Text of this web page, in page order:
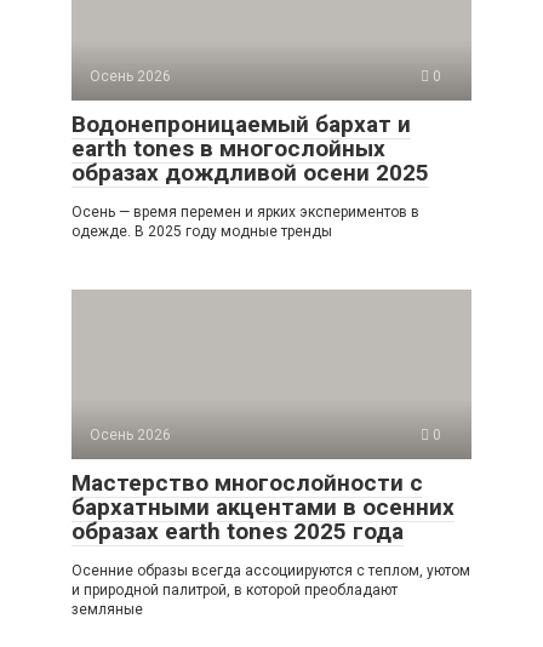
Осень 2026 0
Водонепроницаемый бархат и
earth tones в многослойных
образах дождливой осени 2025
Осень — время перемен и ярких экспериментов в
одежде. В 2025 году модные тренды
Осень 2026 0
Мастерство многослойности с
бархатными акцентами в осенних
образах earth tones 2025 года
Осенние образы всегда ассоциируются с теплом, уютом
и природной палитрой, в которой преобладают
земляные